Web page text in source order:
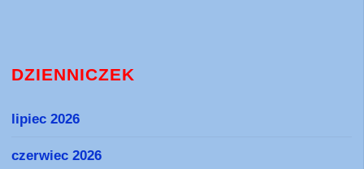
DZIENNICZEK
lipiec 2026
czerwiec 2026